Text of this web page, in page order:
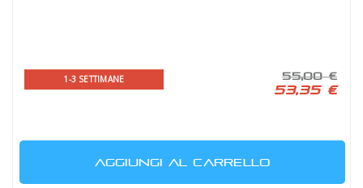
1-3 SETTIMANE 55,00 €
53,35 €
AGGIUNGI AL CARRELLO